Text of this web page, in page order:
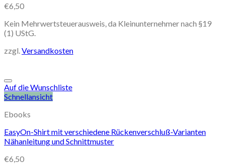
€6,50
Kein Mehrwertsteuerausweis, da Kleinunternehmer nach §19
(1) UStG.
zzgl. Versandkosten
Auf die Wunschliste
Schnellansicht
Ebooks
EasyOn-Shirt mit verschiedene Rückenverschluß-Varianten
Nähanleitung und Schnittmuster
€6,50